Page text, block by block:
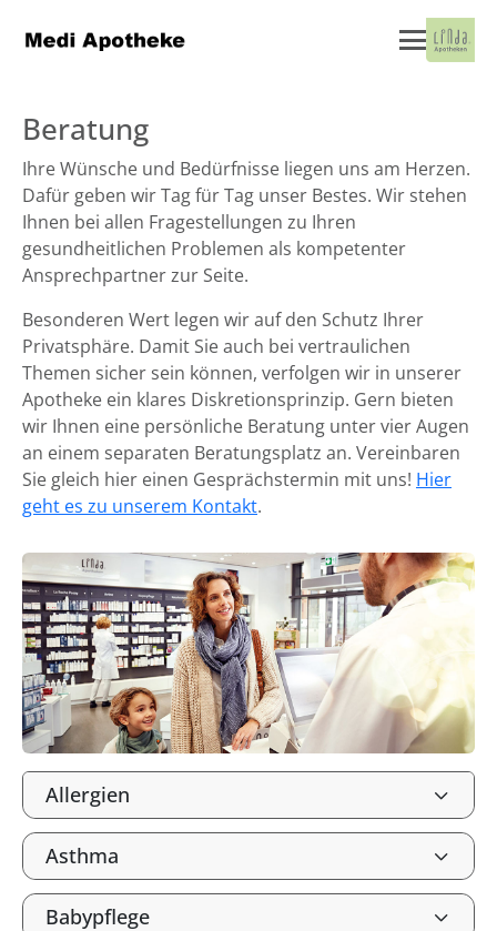
Beratung
Ihre Wünsche und Bedürfnisse liegen uns am Herzen.
Dafür geben wir Tag für Tag unser Bestes. Wir stehen
Ihnen bei allen Fragestellungen zu Ihren
gesundheitlichen Problemen als kompetenter
Ansprechpartner zur Seite.
Besonderen Wert legen wir auf den Schutz Ihrer
Privatsphäre. Damit Sie auch bei vertraulichen
Themen sicher sein können, verfolgen wir in unserer
Apotheke ein klares Diskretionsprinzip. Gern bieten
wir Ihnen eine persönliche Beratung unter vier Augen
an einem separaten Beratungsplatz an. Vereinbaren
Sie gleich hier einen Gesprächstermin mit uns! Hier
geht es zu unserem Kontakt.
Allergien
Asthma
Babypflege